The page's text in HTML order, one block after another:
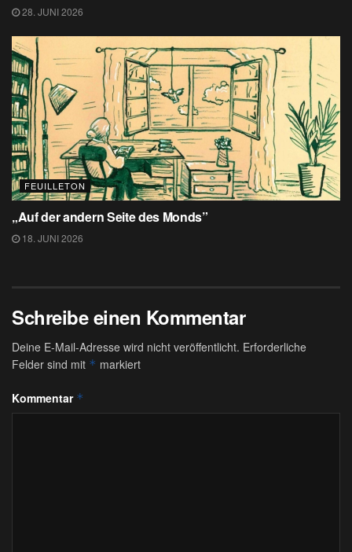
28. JUNI 2026
FEUILLETON
„Auf der andern Seite des Monds”
18. JUNI 2026
Schreibe einen Kommentar
Deine E-Mail-Adresse wird nicht veröffentlicht. Erforderliche
Felder sind mit * markiert
Kommentar *